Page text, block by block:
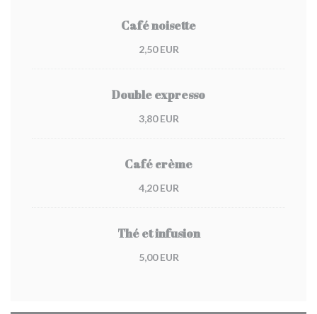
Café noisette
2,50 EUR
Double expresso
3,80 EUR
Café crème
4,20 EUR
Thé et infusion
5,00 EUR